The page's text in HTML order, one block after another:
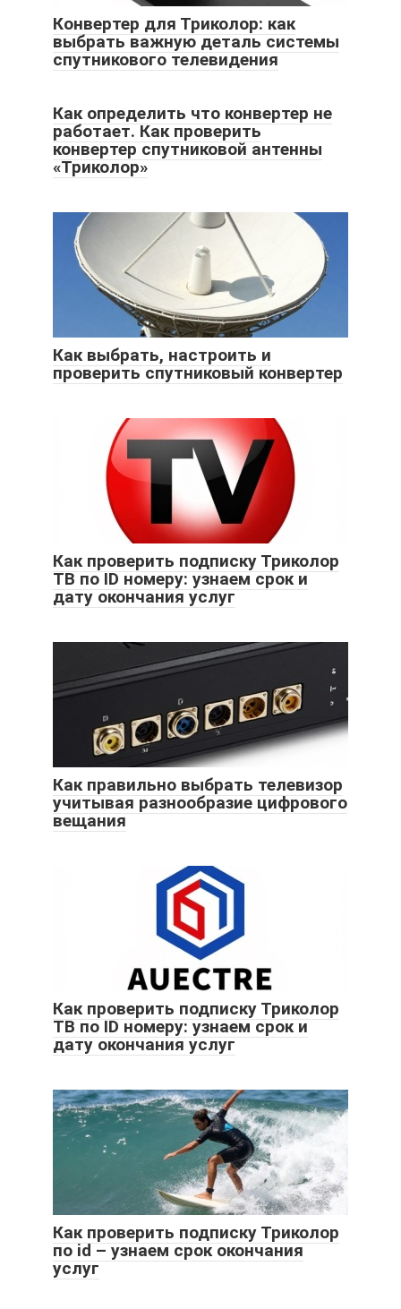
Конвертер для Триколор: как
выбрать важную деталь системы
спутникового телевидения
Как определить что конвертер не
работает. Как проверить
конвертер спутниковой антенны
«Триколор»
Как выбрать, настроить и
проверить спутниковый конвертер
Как проверить подписку Триколор
ТВ по ID номеру: узнаем срок и
дату окончания услуг
Как правильно выбрать телевизор
учитывая разнообразие цифрового
вещания
Как проверить подписку Триколор
ТВ по ID номеру: узнаем срок и
дату окончания услуг
Как проверить подписку Триколор
по id – узнаем срок окончания
услуг